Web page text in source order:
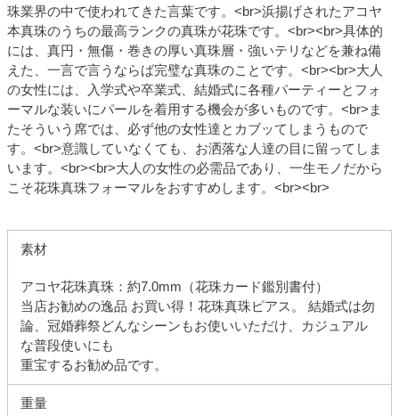
珠業界の中で使われてきた言葉です。<br>浜揚げされたアコヤ
本真珠のうちの最高ランクの真珠が花珠です。<br><br>具体的
には、真円・無傷・巻きの厚い真珠層・強いテリなどを兼ね備
えた、一言で言うならば完璧な真珠のことです。<br><br>大人
の女性には、入学式や卒業式、結婚式に各種パーティーとフォ
ーマルな装いにパールを着用する機会が多いものです。<br>ま
たそういう席では、必ず他の女性達とカブッてしまうもので
す。<br>意識していなくても、お洒落な人達の目に留ってしま
います。<br><br>大人の女性の必需品であり、一生モノだから
こそ花珠真珠フォーマルをおすすめします。<br><br>
素材
アコヤ花珠真珠：約7.0mm（花珠カード鑑別書付）
当店お勧めの逸品 お買い得！花珠真珠ピアス。 結婚式は勿
論、冠婚葬祭どんなシーンもお使いいただけ、カジュアル
な普段使いにも
重宝するお勧め品です。
重量